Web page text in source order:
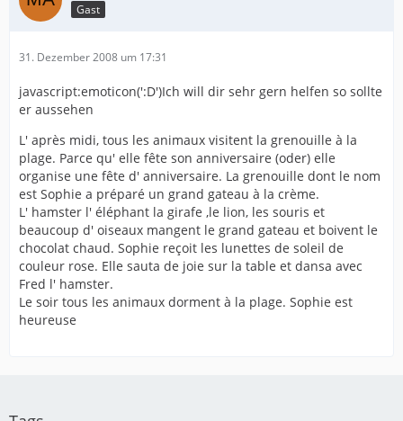
Gast
31. Dezember 2008 um 17:31
javascript:emoticon(':D')Ich will dir sehr gern helfen so sollte
er aussehen
L' après midi, tous les animaux visitent la grenouille à la
plage. Parce qu' elle fête son anniversaire (oder) elle
organise une fête d' anniversaire. La grenouille dont le nom
est Sophie a préparé un grand gateau à la crème.
L' hamster l' éléphant la girafe ,le lion, les souris et
beaucoup d' oiseaux mangent le grand gateau et boivent le
chocolat chaud. Sophie reçoit les lunettes de soleil de
couleur rose. Elle sauta de joie sur la table et dansa avec
Fred l' hamster.
Le soir tous les animaux dorment à la plage. Sophie est
heureuse